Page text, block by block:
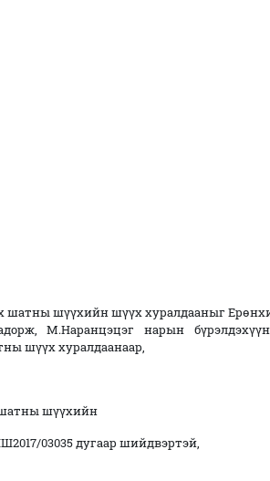
шатны шүүхийн шүүх хуралдааныг
М.Наранцэцэг нарын
шүүх хуралдаанаар,
шүүхийн
03035 дугаар шийдвэртэй,